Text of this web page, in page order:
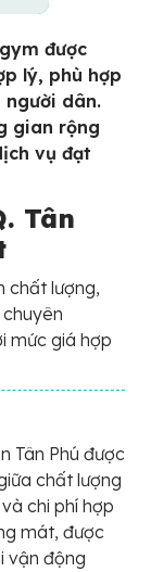
được
lý, phù hợp
người dân.
gian rộng
vụ đạt
Tân
chất lượng,
mức giá hợp
Tân Phú được
chất lượng
chi phí hợp
mát, được
vận động